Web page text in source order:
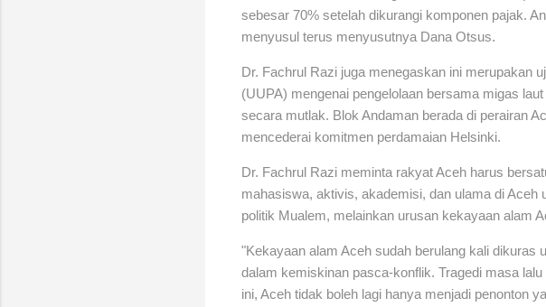
sebesar 70% setelah dikurangi komponen pajak.
menyusul terus menyusutnya Dana Otsus.
Dr. Fachrul Razi juga menegaskan ini merupakan
(UUPA) mengenai pengelolaan bersama migas
secara mutlak. Blok Andaman berada di perairan
mencederai komitmen perdamaian Helsinki.
Dr. Fachrul Razi meminta rakyat Aceh harus
mahasiswa, aktivis, akademisi, dan ulama di Aceh
politik Mualem, melainkan urusan kekayaan alam
"Kekayaan alam Aceh sudah berulang kali dikuras
dalam kemiskinan pasca-konflik. Tragedi masa
ini, Aceh tidak boleh lagi hanya menjadi penonton